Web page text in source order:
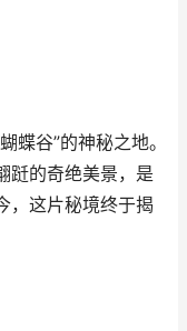
谷”的神秘之地。
跹的奇绝美景，是
，这片秘境终于揭